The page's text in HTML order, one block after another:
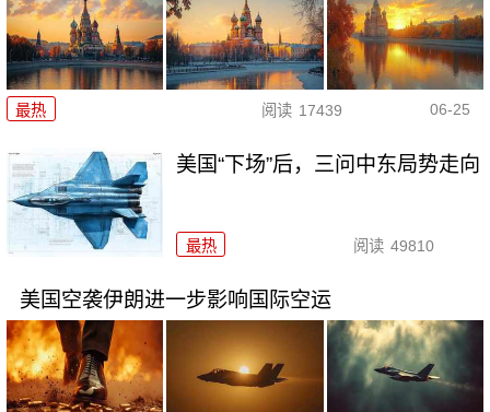
最热 阅读 17439 06-25
美国“下场”后，三问中东局势走向
最热 阅读 49810
美国空袭伊朗进一步影响国际空运